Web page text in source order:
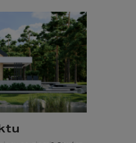
budownictwa
TRADYCJA!
jako sprawdzone